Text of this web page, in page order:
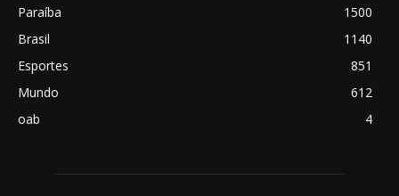
Paraíba
1500
Brasil
1140
Esportes
851
Mundo
612
oab
4